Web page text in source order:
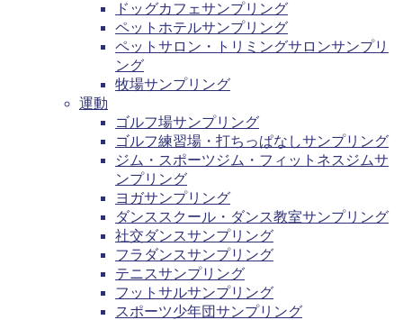
ドッグカフェサンプリング
ペットホテルサンプリング
ペットサロン・トリミングサロンサンプリ
ング
牧場サンプリング
運動
ゴルフ場サンプリング
ゴルフ練習場・打ちっぱなしサンプリング
ジム・スポーツジム・フィットネスジムサ
ンプリング
ヨガサンプリング
ダンススクール・ダンス教室サンプリング
社交ダンスサンプリング
フラダンスサンプリング
テニスサンプリング
フットサルサンプリング
スポーツ少年団サンプリング